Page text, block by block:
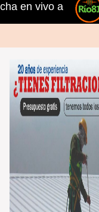
sancocho,
en vivo a